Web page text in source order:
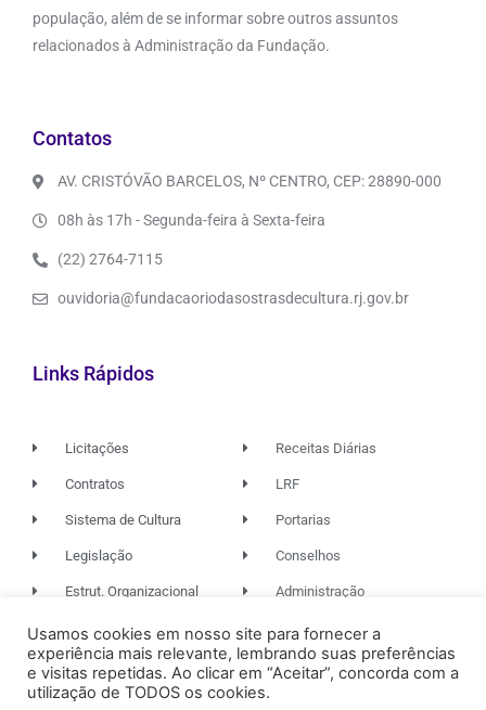
população, além de se informar sobre outros assuntos
relacionados à Administração da Fundação.
Contatos
AV. CRISTÓVÃO BARCELOS, Nº CENTRO, CEP: 28890-000
08h às 17h - Segunda-feira à Sexta-feira
(22) 2764-7115
ouvidoria@fundacaoriodasostrasdecultura.rj.gov.br
Links Rápidos
Licitações
Contratos
Sistema de Cultura
Legislação
Estrut. Organizacional
Receitas Diárias
LRF
Portarias
Conselhos
Administração
© 2026. TODOS OS DIREITOS RESERVADOS.
Usamos cookies em nosso site para fornecer a
experiência mais relevante, lembrando suas preferências
e visitas repetidas. Ao clicar em “Aceitar”, concorda com a
utilização de TODOS os cookies.